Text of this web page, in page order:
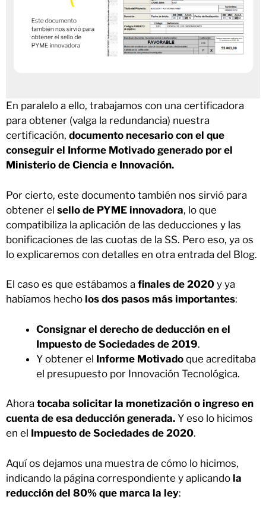
En paralelo a ello, trabajamos con una certificadora
para obtener (valga la redundancia) nuestra
certificación, documento necesario con el que
conseguir el Informe Motivado generado por el
Ministerio de Ciencia e Innovación.
Por cierto, este documento también nos sirvió para
obtener el sello de PYME innovadora, lo que
compatibiliza la aplicación de las deducciones y las
bonificaciones de las cuotas de la SS. Pero eso, ya os
lo explicaremos con detalles en otra entrada del Blog.
El caso es que estábamos a finales de 2020 y ya
habíamos hecho los dos pasos más importantes:
Consignar el derecho de deducción en el
Impuesto de Sociedades de 2019.
Y obtener el Informe Motivado que acreditaba
el presupuesto por Innovación Tecnológica.
Ahora tocaba solicitar la monetización o ingreso en
cuenta de esa deducción generada. Y eso lo hicimos
en el Impuesto de Sociedades de 2020.
Aquí os dejamos una muestra de cómo lo hicimos,
indicando la página correspondiente y aplicando la
reducción del 80% que marca la ley: